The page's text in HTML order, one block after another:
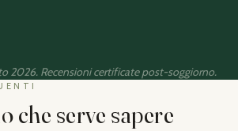
2026. Recensioni certificate post-soggiorno.
che serve sapere